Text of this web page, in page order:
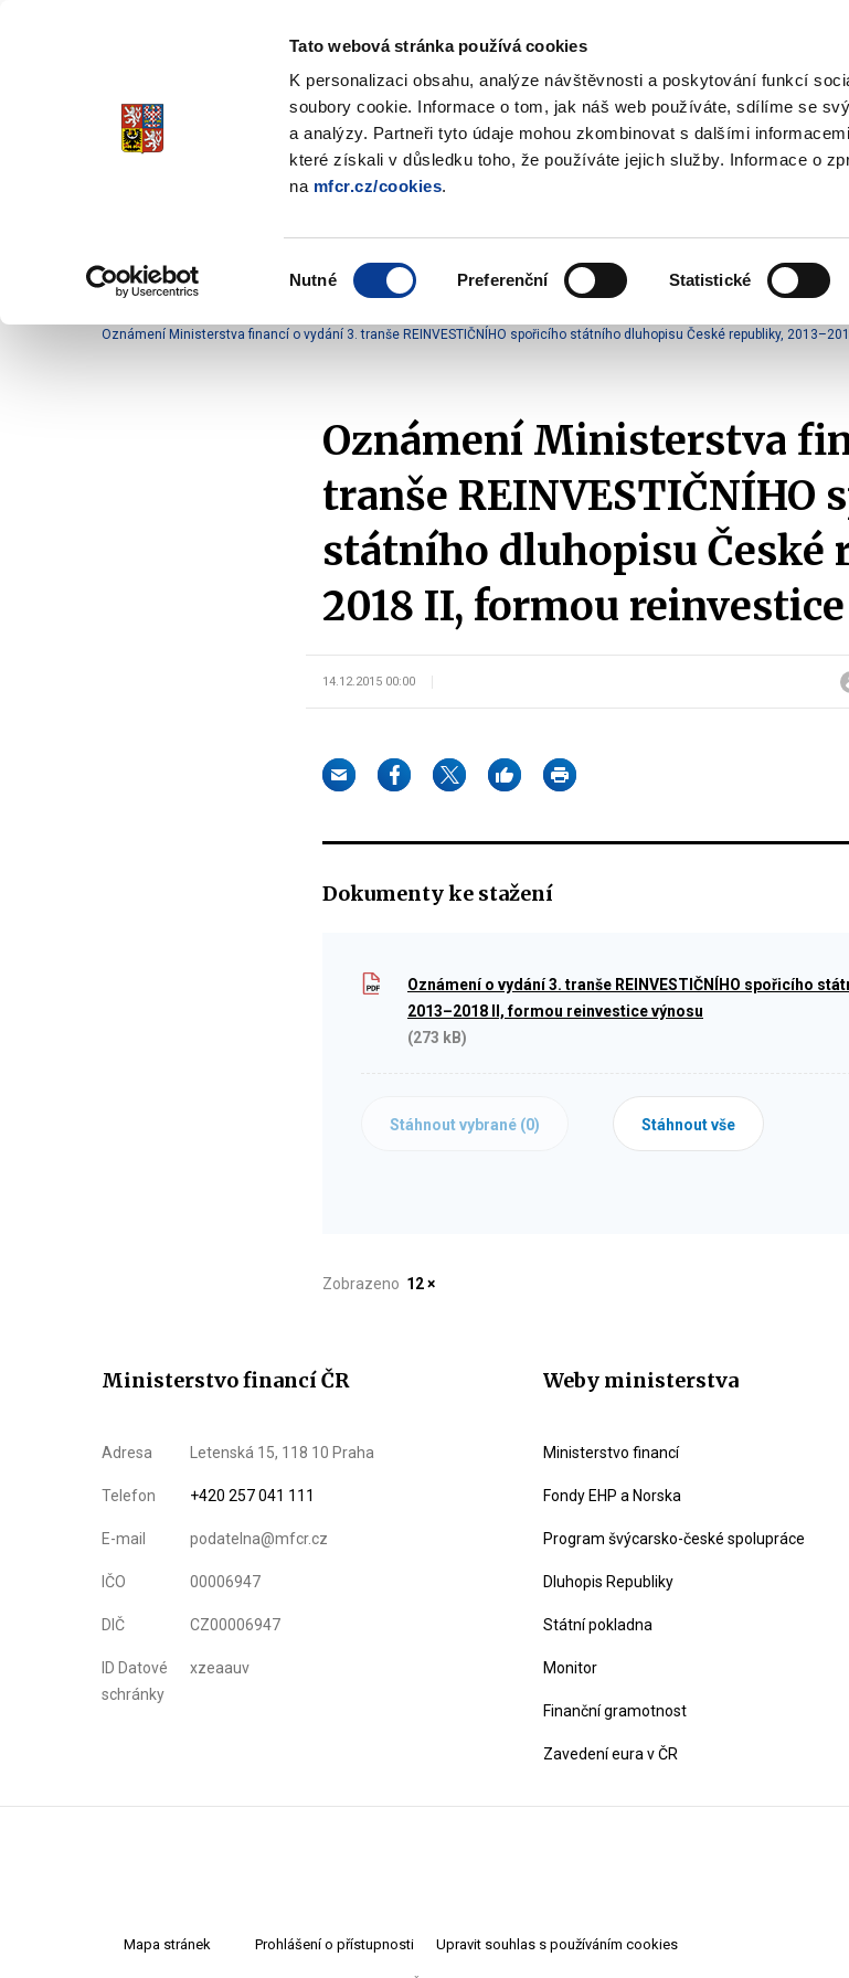
Tato webová stránka používá cookies
K personalizaci obsahu, analýze návštěvnosti a poskytování funkcí
soubory cookie. Informace o tom, jak náš web používáte, sdílíme se
a analýzy. Partneři tyto údaje mohou zkombinovat s dalšími
které získali v důsledku toho, že používáte jejich služby. Informace o
na mfcr.cz/cookies.
Nutné Preferenční Statistické
Spořicí státní dluhopisy
Stabilita, Spolehlivost, Důvěryhodnost
pro
submenu
dluhopisech
submenu
investovat
submenu
Užitečné
Oznámení Ministerstva financí o vydání 3. tranše REINVESTIČNÍHO spořicího státního dluhopisu České republiky,
Oznámení Ministerstva
tranše REINVESTIČNÍHO
státního dluhopisu České
2018 II, formou
14.12.2015 00:00
Dokumenty ke stažení
Oznámení o vydání 3. tranše REINVESTIČNÍHO spořicího
2013–2018 II, formou reinvestice výnosu
(273 kB)
Stáhnout vybrané (0) Stáhnout vše
Zobrazeno 12 ×
Ministerstvo financí ČR
Adresa Letenská 15, 118 10 Praha
Telefon +420 257 041 111
E-mail podatelna@mfcr.cz
IČO 00006947
DIČ CZ00006947
ID Datové
schránky
xzeaauv
Weby ministerstva
Ministerstvo financí
Fondy EHP a Norska
Program švýcarsko-české spolupráce
Dluhopis Republiky
Státní pokladna
Monitor
Finanční gramotnost
Zavedení eura v ČR
Mapa stránek Prohlášení o přístupnosti Upravit souhlas s používáním cookies